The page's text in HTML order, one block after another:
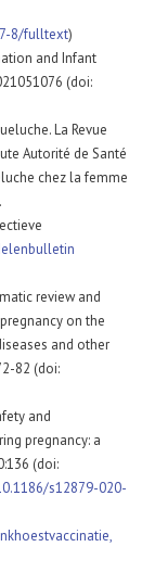
8/fulltext)
and Infant
(doi:
La Revue
Autorité de Santé
chez la femme
.
review and
on the
and other
82 (doi:
and
pregnancy: a
(doi:
s12879-020-